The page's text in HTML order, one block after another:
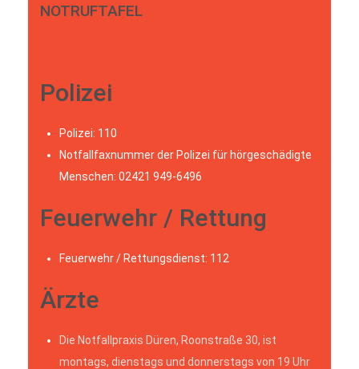
NOTRUFTAFEL
Polizei
Polizei: 110
Notfallfaxnummer der Polizei für hörgeschädigte
Menschen: 02421 949-6496
Feuerwehr / Rettung
Feuerwehr / Rettungsdienst: 112
Ärzte
Die Notfallpraxis Düren, Roonstraße 30, ist
montags, dienstags und donnerstags von 19 Uhr